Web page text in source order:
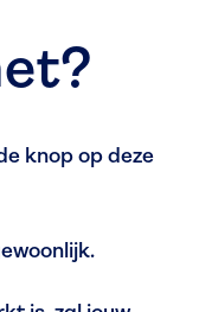
knop op deze